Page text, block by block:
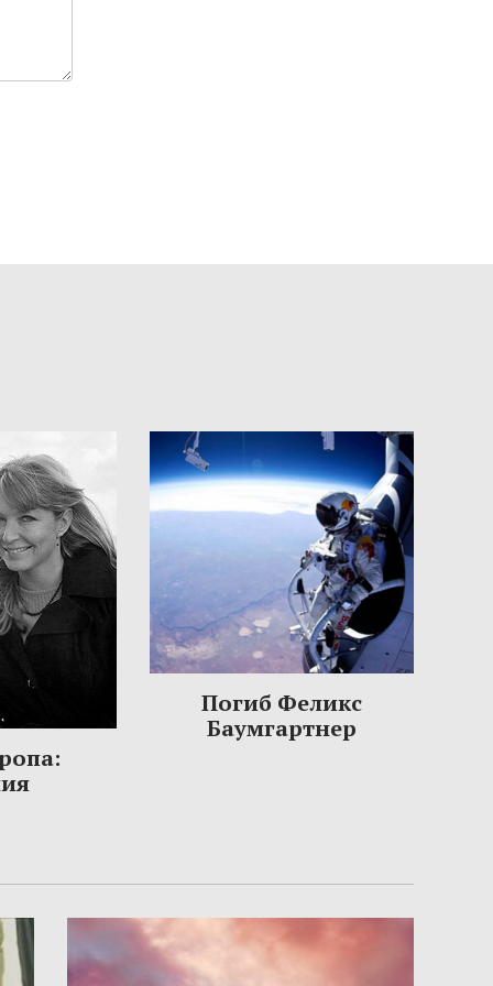
Погиб Феликс
Баумгартнер